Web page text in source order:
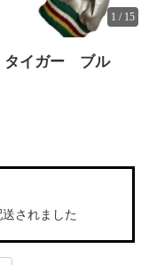
1 / 15
タイガー ブル
送されました